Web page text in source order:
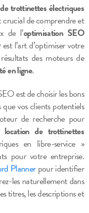
trottinettes électriques
crucial de comprendre et
de l’optimisation SEO
l’art d’optimiser votre
des moteurs de
en ligne.
est de choisir les bons
vos clients potentiels
de recherche pour
location de trottinettes
en libre-service »
pour votre entreprise.
Plannerpour identifier
les naturellement dans
titres, les descriptions et